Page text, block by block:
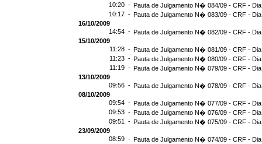
10:20 - Pauta de Julgamento N� 084/09 - CRF -
10:17 - Pauta de Julgamento N� 083/09 - CRF -
16/10/2009
14:54 - Pauta de Julgamento N� 082/09 - CRF -
15/10/2009
11:28 - Pauta de Julgamento N� 081/09 - CRF -
11:23 - Pauta de Julgamento N� 080/09 - CRF -
11:19 - Pauta de Julgamento N� 079/09 - CRF -
13/10/2009
09:56 - Pauta de Julgamento N� 078/09 - CRF -
08/10/2009
09:54 - Pauta de Julgamento N� 077/09 - CRF -
09:53 - Pauta de Julgamento N� 076/09 - CRF -
09:51 - Pauta de Julgamento N� 075/09 - CRF -
23/09/2009
08:59 - Pauta de Julgamento N� 074/09 - CRF -